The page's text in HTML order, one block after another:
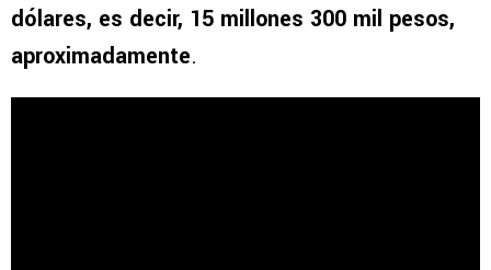
dólares, es decir, 15 millones 300 mil pesos,
aproximadamente.